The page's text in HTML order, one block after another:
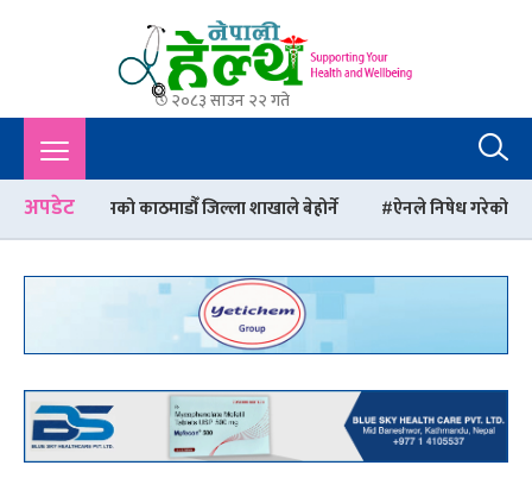
Nepali Health
A Complete Health News Portal From Nepal : Article, Tips,
Sex, Beauty, Policy, Interview, International Health, Nepal
Health,
२०८३ साउन २२ गते
अपडेट
काठमाडौँ जिल्ला शाखाले बेहोर्ने ऐनले निषेध गरेको ठाउँमै धूमपान गर्ने